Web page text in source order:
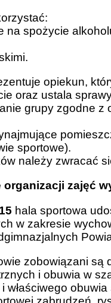
na spożycie
opiekun,
oraz ustala
grupy zgodne
sportowe).
należy zwracać
organizacji zajęć
hala sportowa
w zakresie
zobowiązani
i obuwia w
i właściwego